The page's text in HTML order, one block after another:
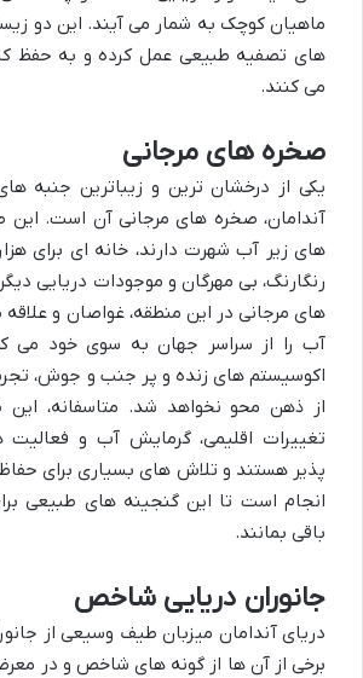
ماهیان کوچک به شمار می آیند. این دو
های تصفیه طبیعی عمل کرده و به حفظ
می کنند.
صخره های مرجانی
یکی از درخشان ترین و زیباترین جنبه
آندامان، صخره های مرجانی آن است. این
های زیر آب شهرت دارند، خانه ای برای
رنگارنگ، بی مهرگان و موجودات دریایی
های مرجانی در این منطقه، غواصان و علاقه
آب را از سراسر جهان به سوی خود می
اکوسیستم های زنده و پر جنب و جوش،
از ذهن محو نخواهد شد. متاسفانه،
تغییرات اقلیمی، گرمایش آب و
پذیر هستند و تلاش های بسیاری برای
انجام است تا این گنجینه های طبیعی
باقی بمانند.
جانوران دریایی شاخص
دریای آندامان میزبان طیف وسیعی از
برخی از آن ها از گونه های شاخص و در